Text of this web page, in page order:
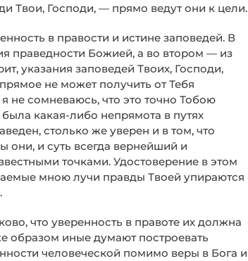
Твои, Господи, — прямо ведут они к цели.
в правости и истине заповедей. В
праведности Божией, а во втором — из
указания заповедей Твоих, Господи,
не может получить от Тебя
не сомневаюсь, что это точно Тобою
какая-либо непрямота в путях
столько же уверен и в том, что
они, и суть всегда вернейший и
точками. Удостоверение в этом
мною лучи правды Твоей упираются
что уверенность в правоте их должна
образом иные думают построевать
человеческой помимо веры в Бога и